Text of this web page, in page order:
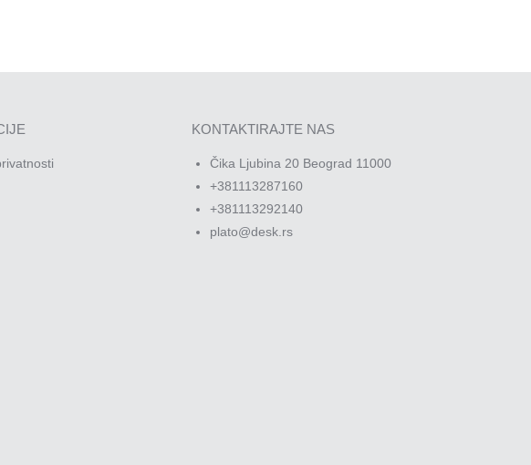
KONTAKTIRAJTE NAS
Čika Ljubina 20 Beograd 11000
+381113287160
+381113292140
plato@desk.rs